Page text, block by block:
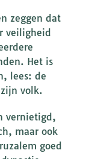
zeggen dat
veiligheid
Het is
lees: de
volk.
vernietigd,
maar ook
goed